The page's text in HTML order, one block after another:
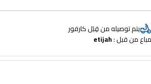
يتم توصيله من قِبَل كارفور
مباع من قبل : etijah